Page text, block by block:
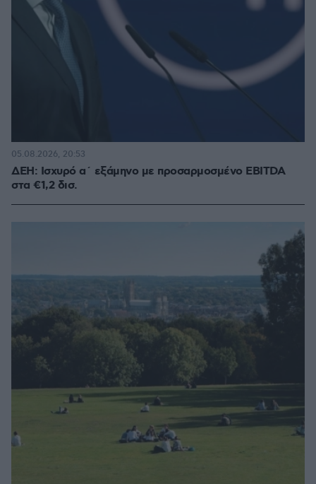
ΔΕΗ: Ισχυρό α΄ εξάμηνο με προσαρμοσμένο EBITDA
στα €1,2 δισ.
05.08.2026, 20:53